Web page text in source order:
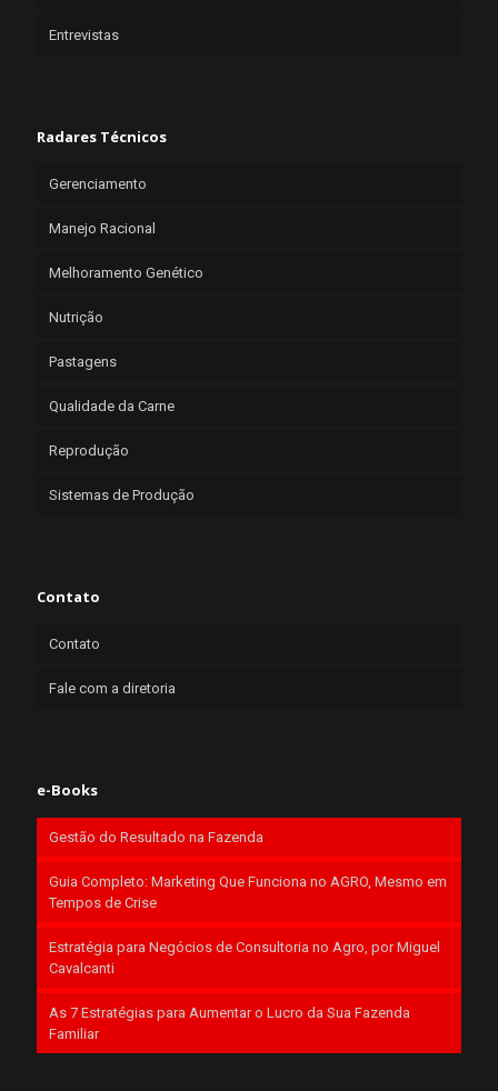
Entrevistas
Radares Técnicos
Gerenciamento
Manejo Racional
Melhoramento Genético
Nutrição
Pastagens
Qualidade da Carne
Reprodução
Sistemas de Produção
Contato
Contato
Fale com a diretoria
e-Books
Gestão do Resultado na Fazenda
Guia Completo: Marketing Que Funciona no AGRO, Mesmo em
Tempos de Crise
Estratégia para Negócios de Consultoria no Agro, por Miguel
Cavalcanti
As 7 Estratégias para Aumentar o Lucro da Sua Fazenda
Familiar